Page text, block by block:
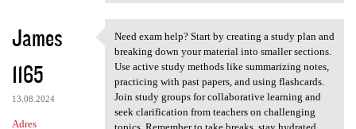
James
1165
13.08.2024
Adres
Need exam help? Start by
Need exam help? Start by creating a study plan and
breaking down your material into smaller sections.
Use active study methods like summarizing notes,
practicing with past papers, and using flashcards.
Join study groups for collaborative learning and
seek clarification from teachers on challenging